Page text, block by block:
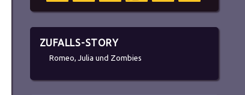
ZUFALLS-STORY
Romeo, Julia und Zombies